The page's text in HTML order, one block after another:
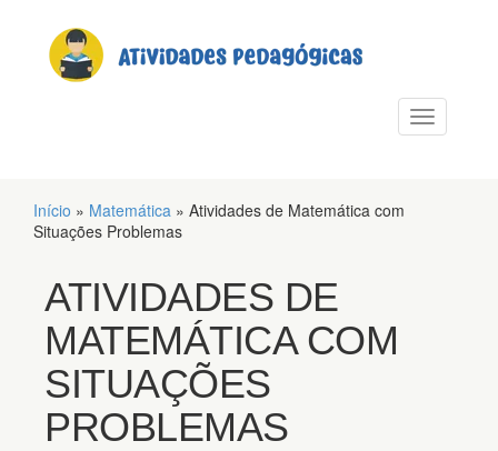
Alternar
Início » Matemática » Atividades de Matemática com
Situações Problemas
ATIVIDADES DE
MATEMÁTICA COM
SITUAÇÕES
PROBLEMAS